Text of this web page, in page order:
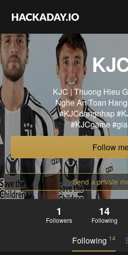
KJC | Thuong Hieu
Nghe An Toan
#KJCdangnhap
#KJCgame
Follow
Send a private
1
Followers
14
Following
Following 14